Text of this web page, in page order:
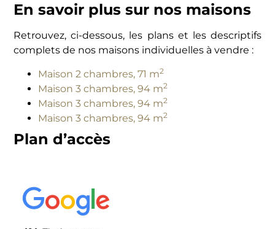
En savoir plus sur nos maisons
Retrouvez, ci-dessous, les plans et les descriptifs
complets de nos maisons individuelles à vendre :
Maison 2 chambres, 71 m2
Maison 3 chambres, 94 m2
Maison 3 chambres, 94 m2
Maison 3 chambres, 94 m2
Plan d’accès